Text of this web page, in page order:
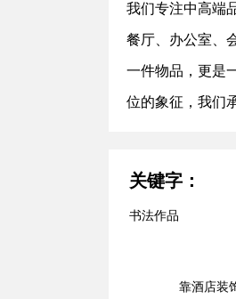
我们专注中高端
餐厅、办公室、
一件物品，更是
位的象征，我们
关键字：
书法作品
靠酒店装